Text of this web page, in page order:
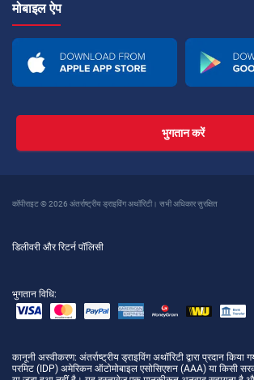
मोबाइल ऐप
भुगतान करें
कॉपीराइट © 2026 अंतर्राष्ट्रीय ड्राइविंग अथॉरिटी। सभी अधिकार सुरक्षित
डिलीवरी और रिटर्न पॉलिसी
भुगतान विधि:
कानूनी अस्वीकरण: अंतर्राष्ट्रीय ड्राइविंग अथॉरिटी द्वारा प्रदान किया
परमिट (IDP) अमेरिकन ऑटोमोबाइल एसोसिएशन (AAA) या किसी